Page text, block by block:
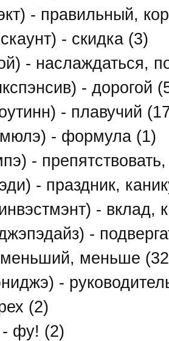
- правильный,
- скидка (3)
- наслаждаться,
- дорогой
- плавучий
- формула (1)
-
- праздник,
- вклад,
-
меньше
-
(2)
фу! (2)